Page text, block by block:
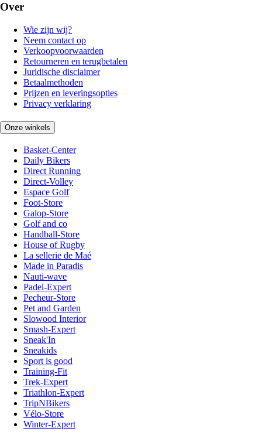
Over
Wie zijn wij?
Neem contact op
Verkoopvoorwaarden
Retourneren en terugbetalen
Juridische disclaimer
Betaalmethoden
Prijzen en leveringsopties
Privacy verklaring
Onze winkels
Basket-Center
Daily Bikers
Direct Running
Direct-Volley
Espace Golf
Foot-Store
Galop-Store
Golf and co
Handball-Store
House of Rugby
La sellerie de Maé
Made in Paradis
Nauti-wave
Padel-Expert
Pecheur-Store
Pet and Garden
Slowood Interior
Smash-Expert
Sneak'In
Sneakids
Sport is good
Training-Fit
Trek-Expert
Triathlon-Expert
TripNBikers
Vélo-Store
Winter-Expert